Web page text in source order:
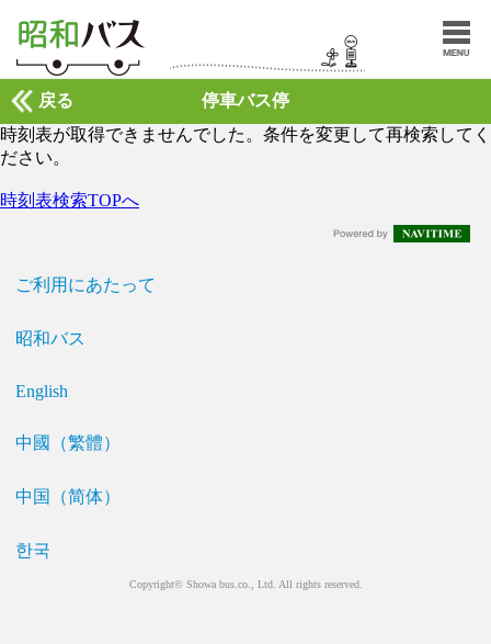
停車バス停
戻る
時刻表が取得できませんでした。条件を変更して再検索してく
ださい。
時刻表検索TOPへ
ご利用にあたって
昭和バス
English
中國（繁體）
中国（简体）
한국
Copyright© Showa bus.co., Ltd. All rights reserved.